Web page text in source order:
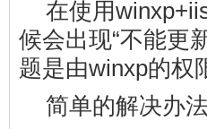
在使用
候会出现“不能更
题是由winxp的权
简单的解决办法